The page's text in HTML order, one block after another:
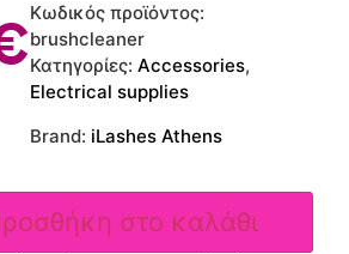
Κωδικός προϊόντος:
brushcleaner
Κατηγορίες: Accessories,
Electrical supplies
Brand: iLashes Athens
στο καλάθι